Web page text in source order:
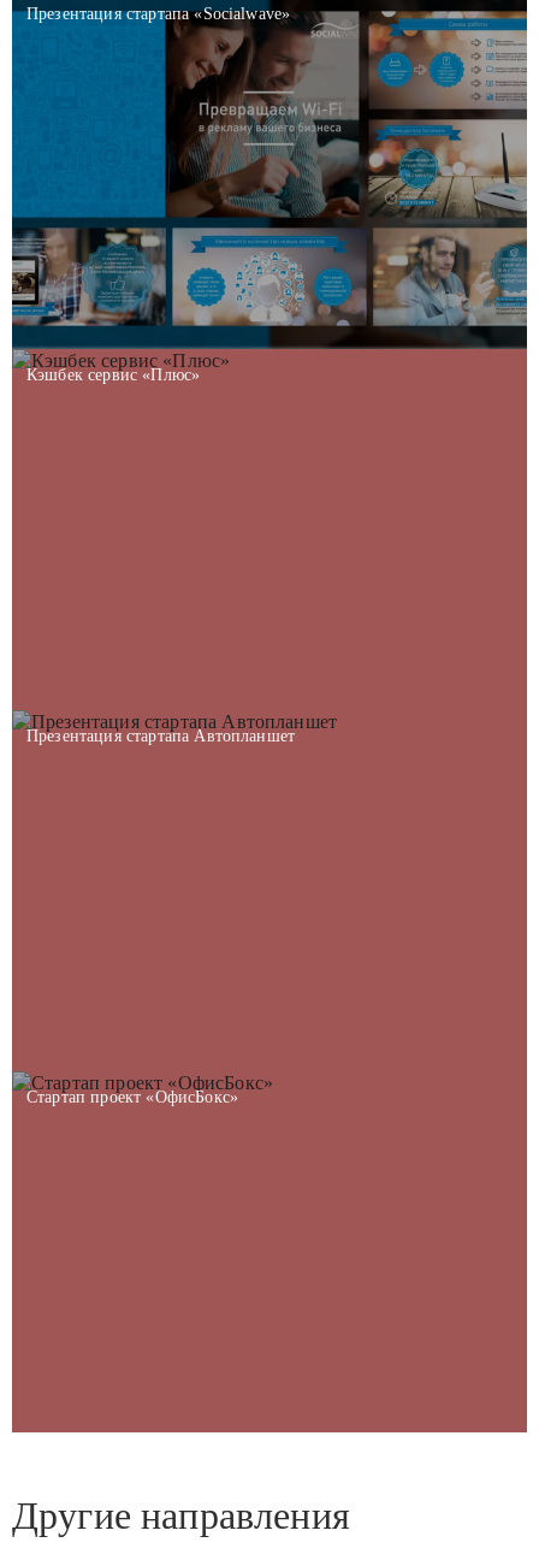
Презентация стартапа «Socialwave»
Кэшбек сервис «Плюс»
Презентация стартапа Автопланшет
Стартап проект «ОфисБокс»
Другие направления